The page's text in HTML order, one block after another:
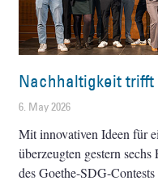
Nachhaltigkeit
6. May 2026
Mit innovativen Ideen für
überzeugten gestern
des Goethe-SDG-